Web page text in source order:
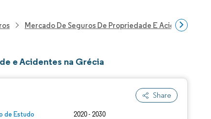
Mercado De Seguros De Propriedade E Acidentes Na
e Acidentes na Grécia
Share
de Estudo 2020 - 2030